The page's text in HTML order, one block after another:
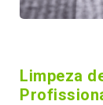
Limpeza